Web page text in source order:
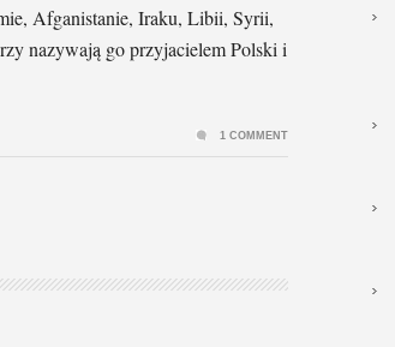
Afganistanie, Iraku, Libii, Syrii,
nazywają go przyjacielem Polski i
1 COMMENT